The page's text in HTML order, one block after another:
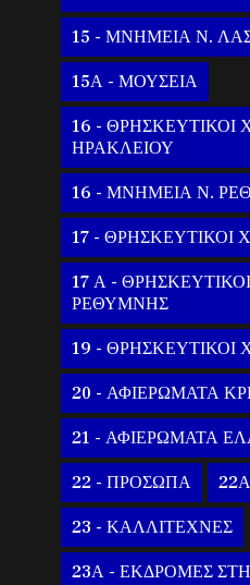
15 - ΜΝΗΜΕΙΑ Ν.
15Α - ΜΟΥΣΕΙΑ
16 - ΘΡΗΣΚΕΥΤΙΚΟΙ
ΗΡΑΚΛΕΙΟΥ
16 - ΜΝΗΜΕΙΑ Ν.
17 - ΘΡΗΣΚΕΥΤΙΚΟΙ
17 Α -
ΡΕΘΥΜΝΗΣ
19 - ΘΡΗΣΚΕΥΤΙΚΟΙ
20 - ΑΦΙΕΡΩΜΑΤΑ
21 - ΑΦΙΕΡΩΜΑΤΑ
22 - ΠΡΟΣΩΠΑ
23 - ΚΑΛΛΙΤΕΧΝΕΣ
23Α - ΕΚΔΡΟΜΕΣ